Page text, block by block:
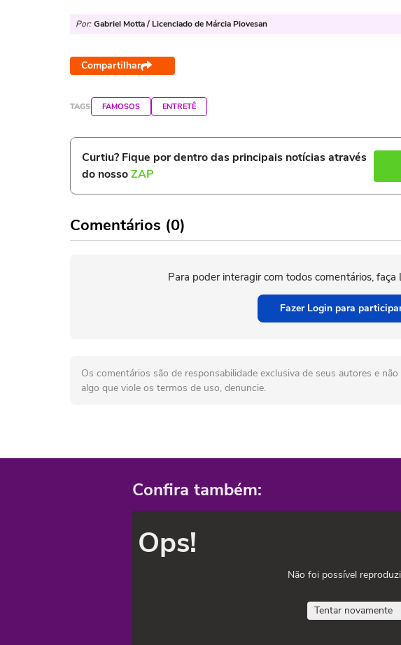
Por: Gabriel Motta / Licenciado de Márcia Piovesan
Compartilhar
TAGS FAMOSOS ENTRETÊ
Curtiu? Fique por dentro das principais notícias através
do nossoZAP
Comentários (0)
Para poder interagir com todos comentários, faça
Fazer Login para
Os comentários são de responsabilidade exclusiva de seus autores e
algo que viole os termos de uso, denuncie.
Confira também:
Ops!
Não foi possível
Tentar novamente